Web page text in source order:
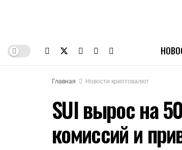
Главная
Новости криптовалют
SUI вырос на
комиссий и